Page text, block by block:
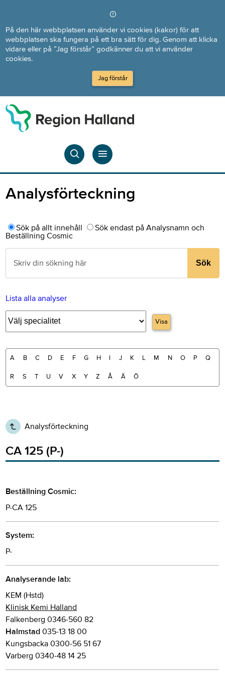
På den här webbplatsen använder vi cookies (kakor) för att
webbplatsen ska fungera på ett bra sätt för dig. Genom att klicka
vidare eller på ”Jag förstår” godkänner du att vi använder
cookies.
Jag förstår
Analysförteckning
Sök på allt innehåll
Sök endast på Analysnamn och
Beställning Cosmic
Sök
Lista alla analyser
Visa
A B C D E F G H I J K L M N O P Q
R S T U V X Y Z Å Ä Ö
Analysförteckning
CA 125 (P-)
Beställning Cosmic:
P-CA 125
System:
P-
Analyserande lab:
KEM (Hstd)
Klinisk Kemi Halland
Falkenberg 0346-560 82
Halmstad 035-13 18 00
Kungsbacka 0300-56 51 67
Varberg 0340-48 14 25